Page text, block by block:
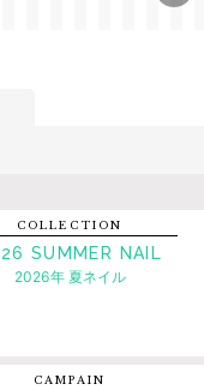
COLLECTION
SUMMER NAIL
2026年 夏ネイル
CAMPAIN